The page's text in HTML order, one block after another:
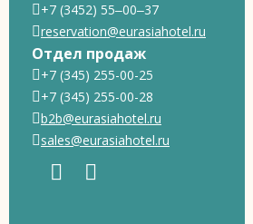
+7 (3452) 55‒00‒37
reservation@eurasiahotel.ru
Отдел продаж
+7 (345) 255-00-25
+7 (345) 255-00-28
b2b@eurasiahotel.ru
sales@eurasiahotel.ru